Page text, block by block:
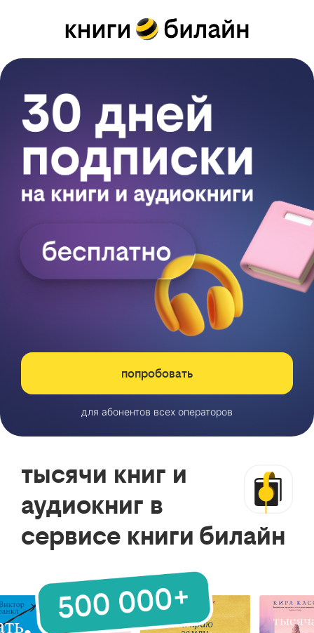
попробовать
для абонентов всех операторов
тысячи книг и
аудиокниг в
сервисе книги билайн